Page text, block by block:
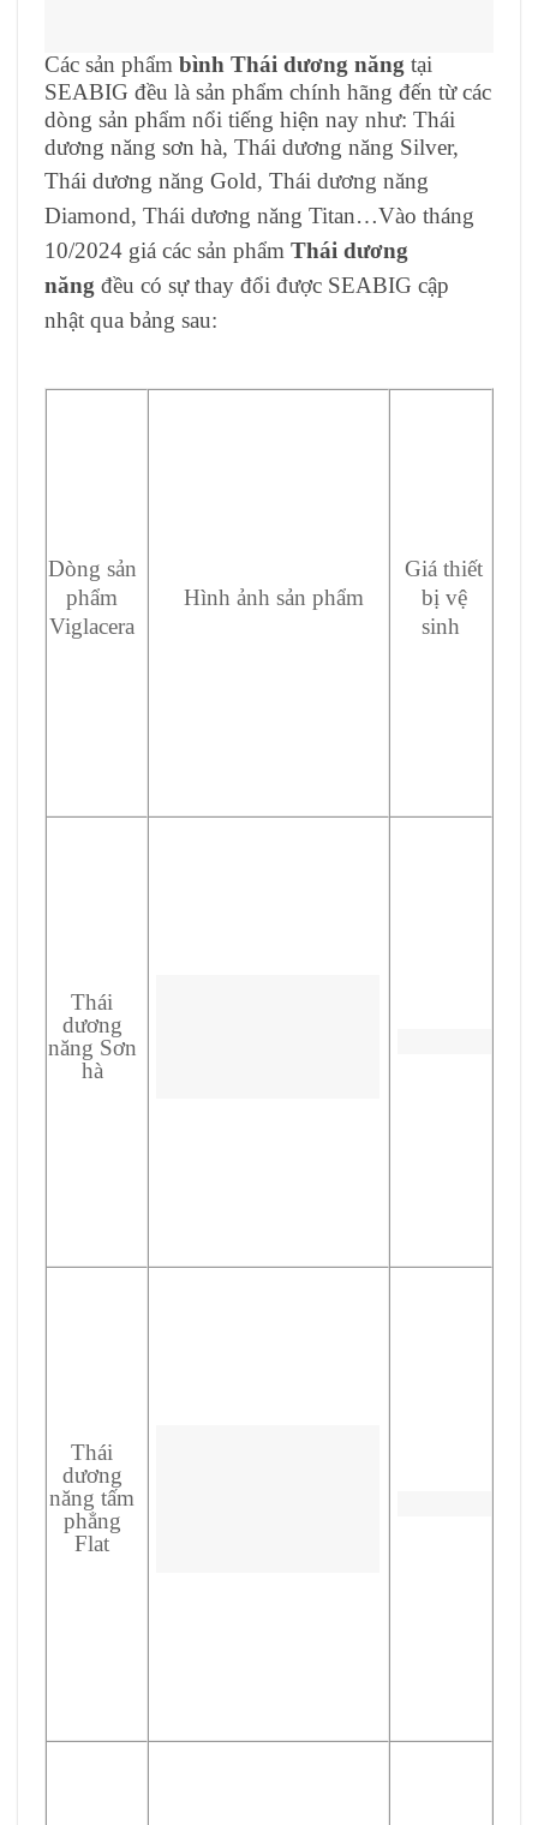
Các sản phẩm bình Thái dương năng tại
SEABIG đều là sản phẩm chính hãng đến từ các
dòng sản phẩm nổi tiếng hiện nay như: Thái
dương năng sơn hà, Thái dương năng Silver,
Thái dương năng Gold, Thái dương năng
Diamond, Thái dương năng Titan…Vào tháng
10/2024 giá các sản phẩm Thái dương
năng đều có sự thay đổi được SEABIG cập
nhật qua bảng sau:
Dòng sản
phẩm
Viglacera
Hình ảnh sản phẩm
Giá thiết
bị vệ
sinh
Thái
dương
năng Sơn
hà
Thái
dương
năng tấm
phẳng
Flat